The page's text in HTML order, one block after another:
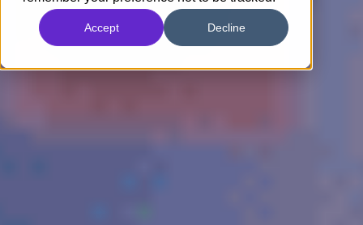
Accept Decline